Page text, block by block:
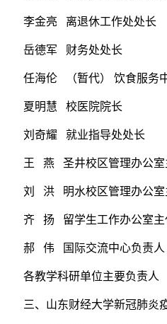
李金亮 离退休工作处处长
岳德军 财务处处长
任海伦 （暂代） 饮食服务
夏明慧 校医院院长
刘奇耀 就业指导处处长
王 燕 圣井校区管理办公室
刘 洪 明水校区管理办公室
齐 扬 留学生工作办公室主
郝 伟 国际交流中心负责人
各教学科研单位主要负责人
三、山东财经大学新冠肺炎